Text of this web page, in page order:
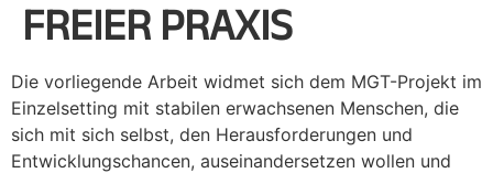
FREIER PRAXIS
Die vorliegende Arbeit widmet sich dem MGT-Projekt im
Einzelsetting mit stabilen erwachsenen Menschen, die
sich mit sich selbst, den Herausforderungen und
Entwicklungschancen, auseinandersetzen wollen und